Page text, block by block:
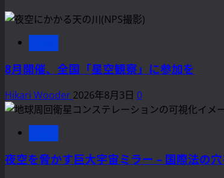
寂
す
人
工
衛
光
8月開催、全国「星空観察」に参加を
Hikari Wooder 2026年8月3日 0
夜空を脅かす巨大宇宙ミラー – 国際法の